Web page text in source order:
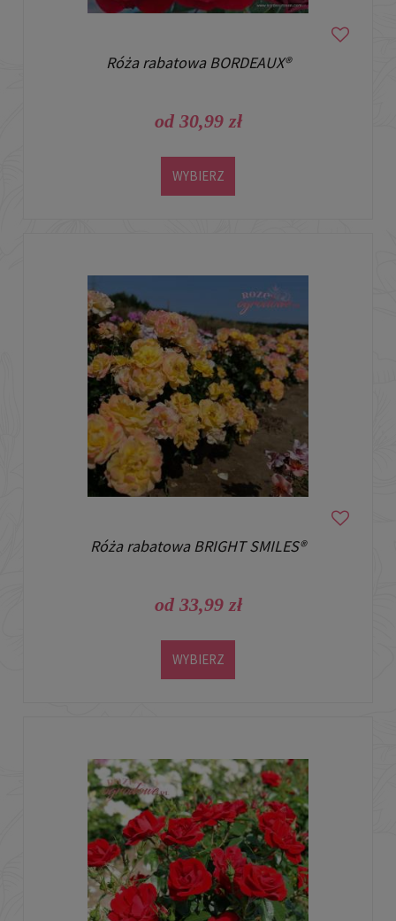
Róża rabatowa BORDEAUX®
od 30,99 zł
WYBIERZ
Róża rabatowa BRIGHT SMILES®
od 33,99 zł
WYBIERZ